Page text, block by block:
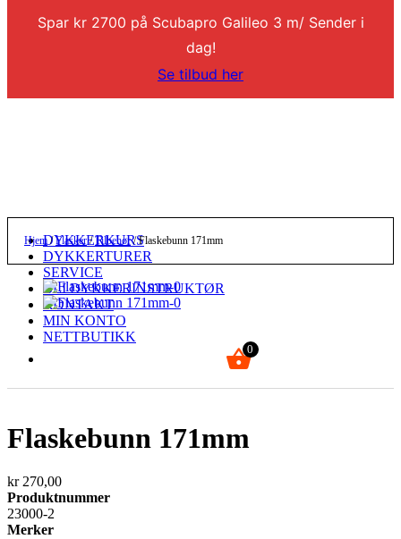
Spar kr 2700 på Scubapro Galileo 3 m/ Sender i
dag!
Se tilbud her
DYKKERKURS
DYKKERTURER
SERVICE
BLI DYKKERINSTRUKTØR
KONTAKT
MIN KONTO
NETTBUTIKK
0
Hjem/Flasker/Tilbehør/ Flaskebunn 171mm
Flaskebunn 171mm
kr270,00
Produktnummer
23000-2
Merker